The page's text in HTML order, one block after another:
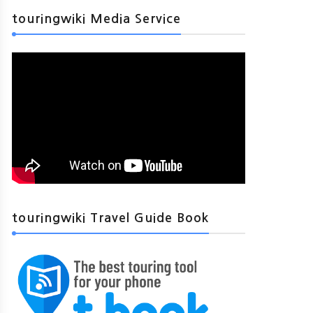
touringwiki Media Service
touringwiki Travel Guide Book